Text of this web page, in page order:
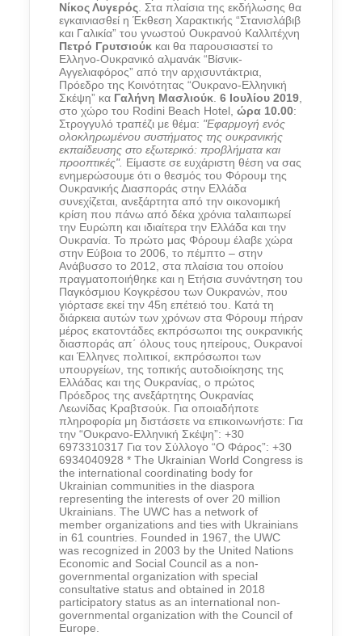
Νίκος Λυγερός. Στα πλαίσια της εκδήλωσης θα
εγκαινιασθεί η Έκθεση Χαρακτικής “Στανισλάβιβ
και Γαλικία” του γνωστού Ουκρανού Καλλιτέχνη
Πετρό Γρυτσιούκ και θα παρουσιαστεί το
Ελληνο-Ουκρανικό αλμανάκ “Βίσνικ-
Αγγελιαφόρος” από την αρχισυντάκτρια,
Πρόεδρο της Κοινότητας “Ουκρανο-Ελληνική
Σκέψη” κα Γαλήνη Μασλιούκ. 6 Ιουλίου 2019,
στο χώρο του Rodini Beach Hotel, ώρα 10.00:
Στρογγυλό τραπέζι με θέμα: "Εφαρμογή ενός
ολοκληρωμένου συστήματος της ουκρανικής
εκπαίδευσης στο εξωτερικό: προβλήματα και
προοπτικές". Είμαστε σε ευχάριστη θέση να σας
ενημερώσουμε ότι ο θεσμός του Φόρουμ της
Ουκρανικής Διασποράς στην Ελλάδα
συνεχίζεται, ανεξάρτητα από την οικονομική
κρίση που πάνω από δέκα χρόνια ταλαιπωρεί
την Ευρώπη και ιδιαίτερα την Ελλάδα και την
Ουκρανία. Το πρώτο μας Φόρουμ έλαβε χώρα
στην Εύβοια το 2006, το πέμπτο – στην
Ανάβυσσο το 2012, στα πλαίσια του οποίου
πραγματοποιήθηκε και η Ετήσια συνάντηση του
Παγκόσμιου Κογκρέσου των Ουκρανών, που
γιόρτασε εκεί την 45η επέτειό του. Κατά τη
διάρκεια αυτών των χρόνων στα Φόρουμ πήραν
μέρος εκατοντάδες εκπρόσωποι της ουκρανικής
διασποράς απ΄ όλους τους ηπείρους, Ουκρανοί
και Έλληνες πολιτικοί, εκπρόσωποι των
υπουργείων, της τοπικής αυτοδιοίκησης της
Ελλάδας και της Ουκρανίας, ο πρώτος
Πρόεδρος της ανεξάρτητης Ουκρανίας
Λεωνίδας Κραβτσούκ. Για οποιαδήποτε
πληροφορία μη διστάσετε να επικοινωνήστε: Για
την “Ουκρανο-Ελληνική Σκέψη”: +30
6973310317 Για τον Σύλλογο “Ο Φάρος”: +30
6934040928 * The Ukrainian World Congress is
the international coordinating body for
Ukrainian communities in the diaspora
representing the interests of over 20 million
Ukrainians. The UWC has a network of
member organizations and ties with Ukrainians
in 61 countries. Founded in 1967, the UWC
was recognized in 2003 by the United Nations
Economic and Social Council as a non-
governmental organization with special
consultative status and obtained in 2018
participatory status as an international non-
governmental organization with the Council of
Europe.